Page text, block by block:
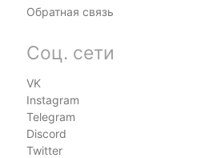
Обратная связь
Соц. сети
VK
Instagram
Telegram
Discord
Twitter